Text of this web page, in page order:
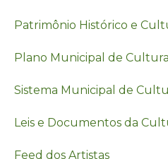
Patrimônio Histórico e
Plano Municipal de
Sistema Municipal de
Leis e Documentos da
Feed dos Artistas